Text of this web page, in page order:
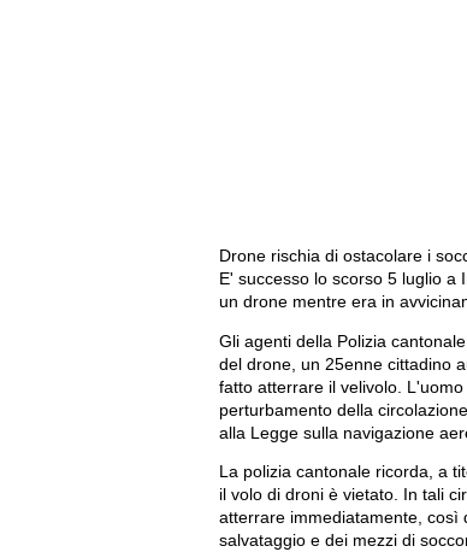
Drone rischia di ostacolare i
E' successo lo scorso 5 luglio
un drone mentre era in
Gli agenti della Polizia
del drone, un 25enne cittadino
fatto atterrare il velivolo.
perturbamento della
alla Legge sulla navigazione
La polizia cantonale ricorda, a
il volo di droni è vietato. In tali
atterrare immediatamente, così
salvataggio e dei mezzi di